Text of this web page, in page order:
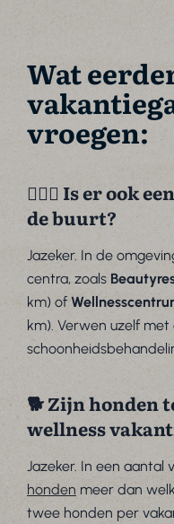
Wat
vroegen:
🧖🏼‍♀️ Is er ook
de buurt?
Jazeker. In de
centra, zoals
km) of
km). Verwen uzelf
🐕 Zijn honden
wellness
Jazeker. In een aantal
honden meer dan
twee honden per